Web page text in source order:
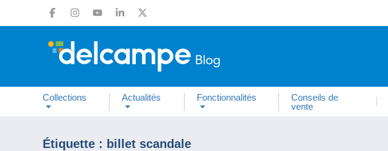
Collections Actualités Fonctionnalités
Conseils de
vente
Étiquette : billet scandale